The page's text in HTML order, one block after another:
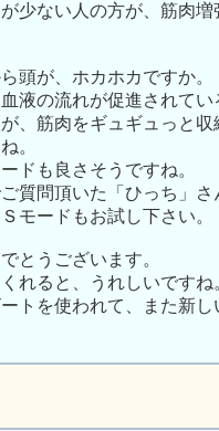
少ない人の方が、筋肉
頭が、ホカホカですか。
液の流れが促進されて
、筋肉をギュギュっと
。
ドも良さそうですね。
質問頂いた「ひっち」さ
モードもお試し下さい。
とうございます。
れると、うれしいですね
トを使われて、また新